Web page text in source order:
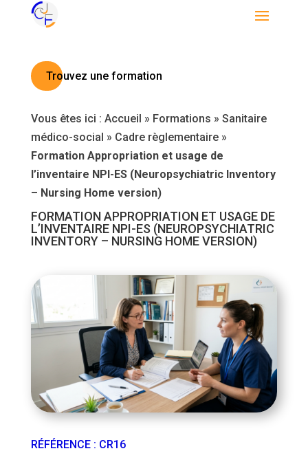
Trouvez une formation
Vous êtes ici : Accueil » Formations » Sanitaire
médico-social » Cadre règlementaire»
Formation Appropriation et usage de
l’inventaire NPI-ES (Neuropsychiatric Inventory
– Nursing Home version)
FORMATION APPROPRIATION ET USAGE DE
L’INVENTAIRE NPI-ES (NEUROPSYCHIATRIC
INVENTORY – NURSING HOME VERSION)
RÉFÉRENCE: CR16